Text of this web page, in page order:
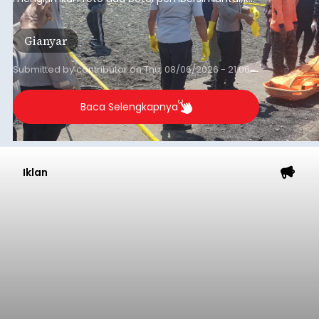
istrinya.
Gianyar
Submitted bycontributoronThu, 08/06/2026 - 21:06
Baca Selengkapnya
Iklan